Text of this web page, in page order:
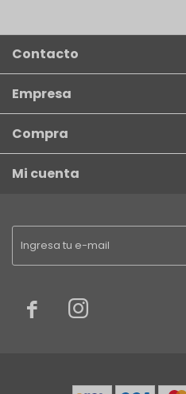
 
Contacto
Empresa
Compra
Mi cuenta